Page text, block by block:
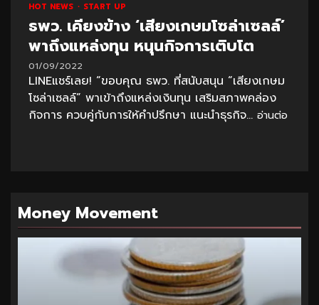
HOT NEWS START UP
ธพว. เคียงข้าง ‘เสียงเกษมโซล่าเซลล์’
พาถึงแหล่งทุน หนุนกิจการเติบโต
01/09/2022
LINEแชร์เลย! “ขอบคุณ ธพว. ที่สนับสนุน “เสียงเกษม
โซล่าเซลล์” พาเข้าถึงแหล่งเงินทุน เสริมสภาพคล่อง
กิจการ ควบคู่กับการให้คำปรึกษา แนะนำธุรกิจ... อ่านต่อ
Money Movement